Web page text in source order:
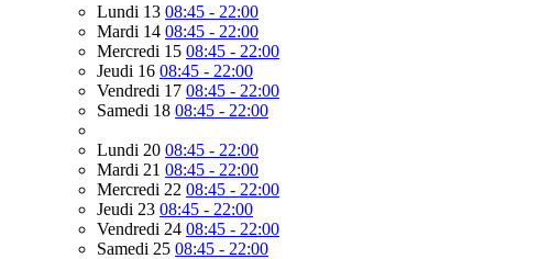
Lundi 13 08:45 - 22:00
Mardi 14 08:45 - 22:00
Mercredi 15 08:45 - 22:00
Jeudi 16 08:45 - 22:00
Vendredi 17 08:45 - 22:00
Samedi 18 08:45 - 22:00
Lundi 20 08:45 - 22:00
Mardi 21 08:45 - 22:00
Mercredi 22 08:45 - 22:00
Jeudi 23 08:45 - 22:00
Vendredi 24 08:45 - 22:00
Samedi 25 08:45 - 22:00